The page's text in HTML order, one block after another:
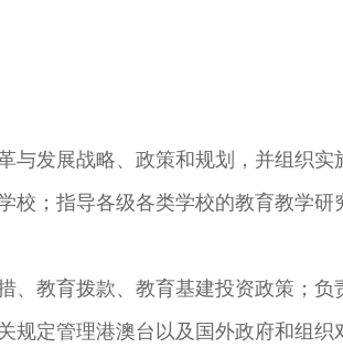
发展战略、政策和规划，并组织实
；指导各级各类学校的教育教学研
教育拨款、教育基建投资政策；负
定管理港澳台以及国外政府和组